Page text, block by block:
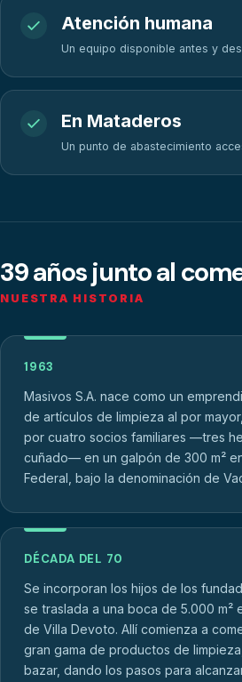
Atención humana
Un equipo disponible antes y
En Mataderos
Un punto de abastecimiento
39 años junto al
NUESTRA HISTORIA
1963
Masivos S.A. nace como un
de artículos de limpieza al por
por cuatro socios familiares —tres
cuñado— en un galpón de 300 m²
Federal, bajo la denominación de
DÉCADA DEL 70
Se incorporan los hijos de los
se traslada a una boca de 5.000 m²
de Villa Devoto. Allí comienza a
gran gama de productos de
bazar, dando los pasos para